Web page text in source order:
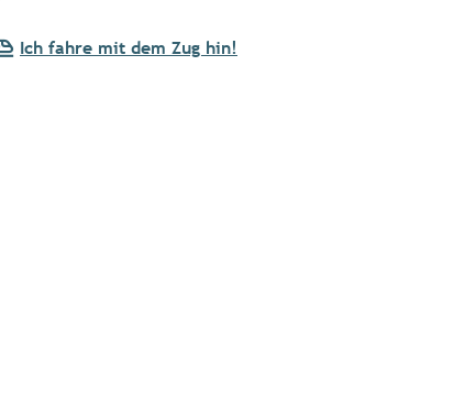
Ich fahre mit dem Zug hin!